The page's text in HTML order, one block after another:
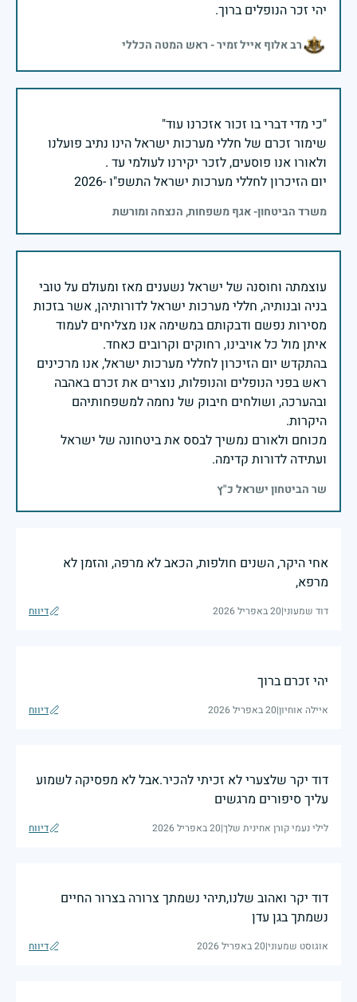
יהי זכר הנופלים ברוך.
רב אלוף אייל זמיר - ראש המטה הכללי
שימור זכרם של חללי מערכות ישראל הינו נתיב פועלנו
יום הזיכרון לחללי מערכות ישראל התשפ"ו -2026
משרד הביטחון- אגף משפחות, הנצחה ומורשת
עוצמתה וחוסנה של ישראל נשענים מאז ומעולם על טובי
בניה ובנותיה, חללי מערכות ישראל לדורותיהן, אשר בזכות
מסירות נפשם ודבקותם במשימה אנו מצליחים לעמוד
בהתקדש יום הזיכרון לחללי מערכות ישראל, אנו מרכינים
ראש בפני הנופלים והנופלות, נוצרים את זכרם באהבה
ובהערכה, ושולחים חיבוק של נחמה למשפחותיהם
מכוחם ולאורם נמשיך לבסס את ביטחונה של ישראל
ועתידה לדורות קדימה.
שר הביטחון ישראל כ"ץ
אחי היקר, השנים חולפות, הכאב לא מרפה, והזמן לא
מרפא,
דוד שמעוני|20 באפריל 2026 דיווח
יהי זכרם ברוך
איילה אוחיון|20 באפריל 2026 דיווח
דוד יקר שלצערי לא זכיתי להכיר.אבל לא מפסיקה לשמוע
עליך סיפורים מרגשים
לילי נעמי קורן אחינית שלך|20 באפריל 2026 דיווח
דוד יקר ואהוב שלנו,תיהי נשמתך צרורה בצרור החיים
נשמתך בגן עדן
אוגוסט שמעוני|20 באפריל 2026 דיווח